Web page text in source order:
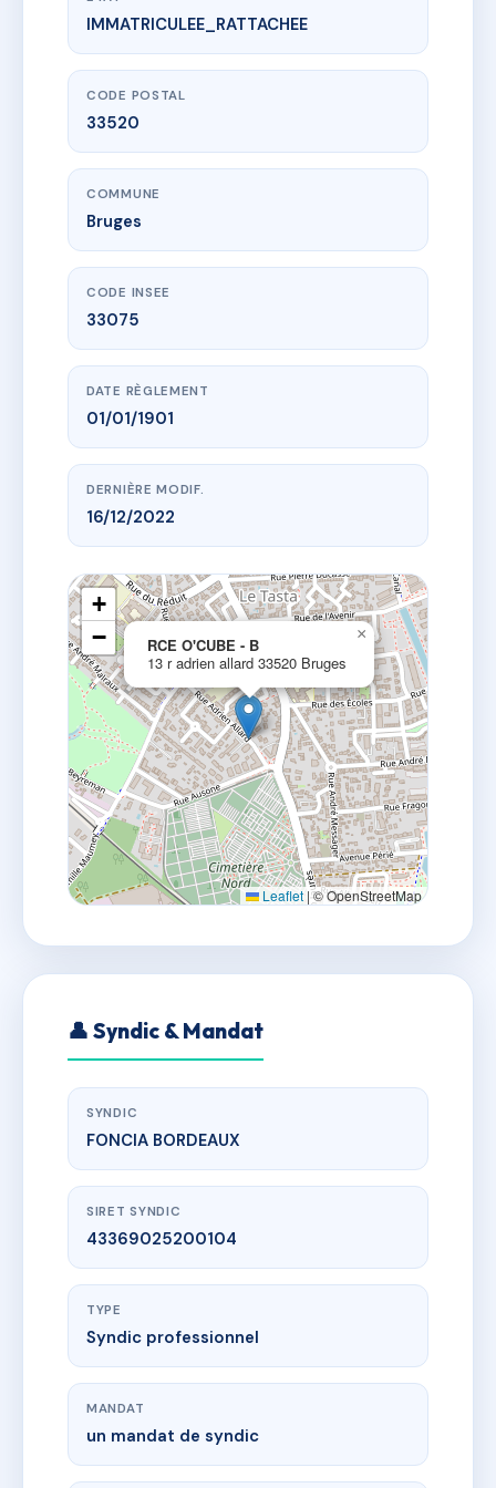
www.vme.plus/AC6782437
RCE O'CUBE - B
13 r adrien allard
IMMATRICULEE_RATTACHEE
CODE POSTAL
33520
COMMUNE
Bruges
CODE INSEE
33075
DATE RÈGLEMENT
01/01/1901
DERNIÈRE MODIF.
16/12/2022
RCE O'CUBE - B
13 r adrien allard 33520 Bruges
×
+
−
Leaflet |© OpenStreetMap
👤 Syndic & Mandat
SYNDIC
FONCIA BORDEAUX
SIRET SYNDIC
43369025200104
TYPE
Syndic professionnel
MANDAT
un mandat de syndic